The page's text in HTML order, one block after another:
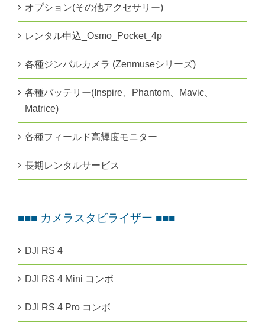
オプション(その他アクセサリー)
レンタル申込_Osmo_Pocket_4p
各種ジンバルカメラ (Zenmuseシリーズ)
各種バッテリー(Inspire、Phantom、Mavic、
Matrice)
各種フィールド高輝度モニター
長期レンタルサービス
■■■ カメラスタビライザー ■■■
DJI RS 4
DJI RS 4 Mini コンボ
DJI RS 4 Pro コンボ